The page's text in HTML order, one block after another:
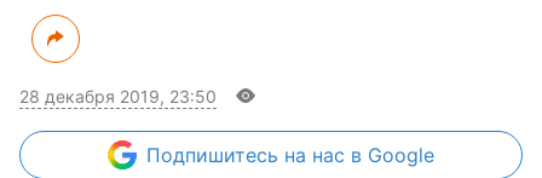
28 декабря 2019, 23:50
Подпишитесь на нас в Google